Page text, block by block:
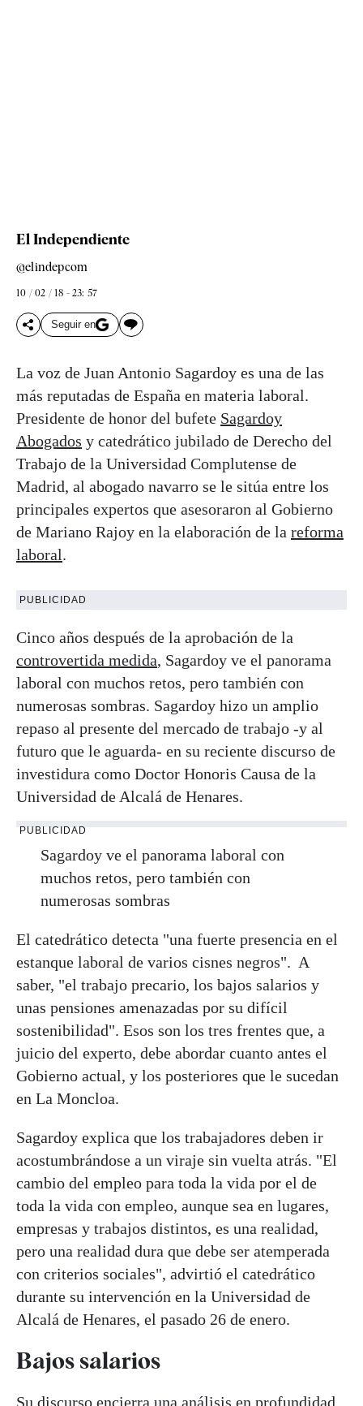
El Independiente
@elindepcom
10 / 02 / 18 - 23: 57
Seguir en
La voz de Juan Antonio Sagardoy es una de las
más reputadas de España en materia laboral.
Presidente de honor del bufete Sagardoy
Abogados y catedrático jubilado de Derecho del
Trabajo de la Universidad Complutense de
Madrid, al abogado navarro se le sitúa entre los
principales expertos que asesoraron al Gobierno
de Mariano Rajoy en la elaboración de la reforma
laboral.
PUBLICIDAD
Cinco años después de la aprobación de la
controvertida medida, Sagardoy ve el panorama
laboral con muchos retos, pero también con
numerosas sombras. Sagardoy hizo un amplio
repaso al presente del mercado de trabajo -y al
futuro que le aguarda- en su reciente discurso de
investidura como Doctor Honoris Causa de la
Universidad de Alcalá de Henares.
PUBLICIDAD
Sagardoy ve el panorama laboral con
muchos retos, pero también con
numerosas sombras
El catedrático detecta "una fuerte presencia en el
estanque laboral de varios cisnes negros". A
saber, "el trabajo precario, los bajos salarios y
unas pensiones amenazadas por su difícil
sostenibilidad". Esos son los tres frentes que, a
juicio del experto, debe abordar cuanto antes el
Gobierno actual, y los posteriores que le sucedan
en La Moncloa.
Sagardoy explica que los trabajadores deben ir
acostumbrándose a un viraje sin vuelta atrás. "El
cambio del empleo para toda la vida por el de
toda la vida con empleo, aunque sea en lugares,
empresas y trabajos distintos, es una realidad,
pero una realidad dura que debe ser atemperada
con criterios sociales", advirtió el catedrático
durante su intervención en la Universidad de
Alcalá de Henares, el pasado 26 de enero.
Bajos salarios
Su discurso encierra una análisis en profundidad